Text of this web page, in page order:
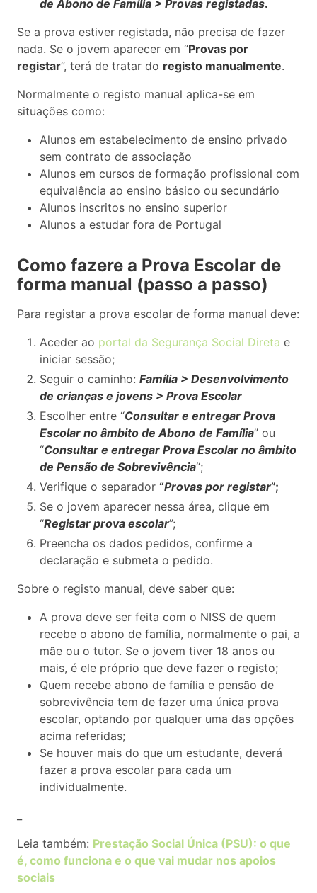
de Abono de Família > Provas registadas.
Se a prova estiver registada, não precisa de fazer
nada. Se o jovem aparecer em “Provas por
registar”, terá de tratar do registo manualmente.
Normalmente o registo manual aplica-se em
situações como:
Alunos em estabelecimento de ensino privado
sem contrato de associação
Alunos em cursos de formação profissional com
equivalência ao ensino básico ou secundário
Alunos inscritos no ensino superior
Alunos a estudar fora de Portugal
Como fazere a Prova Escolar de
forma manual (passo a passo)
Para registar a prova escolar de forma manual deve:
Aceder ao portal da Segurança Social Direta e
iniciar sessão;
Seguir o caminho: Família > Desenvolvimento
de crianças e jovens > Prova Escolar
Escolher entre “Consultar e entregar Prova
Escolar no âmbito de Abono de Família” ou
“Consultar e entregar Prova Escolar no âmbito
de Pensão de Sobrevivência“;
Verifique o separador “Provas por registar”;
Se o jovem aparecer nessa área, clique em
“Registar prova escolar”;
Preencha os dados pedidos, confirme a
declaração e submeta o pedido.
Sobre o registo manual, deve saber que:
A prova deve ser feita com o NISS de quem
recebe o abono de família, normalmente o pai, a
mãe ou o tutor. Se o jovem tiver 18 anos ou
mais, é ele próprio que deve fazer o registo;
Quem recebe abono de família e pensão de
sobrevivência tem de fazer uma única prova
escolar, optando por qualquer uma das opções
acima referidas;
Se houver mais do que um estudante, deverá
fazer a prova escolar para cada um
individualmente.
Leia também: Prestação Social Única (PSU): o que
é, como funciona e o que vai mudar nos apoios
sociais